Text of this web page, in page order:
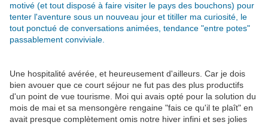
motivé (et tout disposé à faire visiter le pays des bouchons) pour
tenter l'aventure sous un nouveau jour et titiller ma curiosité, le
tout ponctué de conversations animées, tendance "entre potes"
passablement conviviale.
Une hospitalité avérée, et heureusement d'ailleurs. Car je dois
bien avouer que ce court séjour ne fut pas des plus productifs
d'un point de vue tourisme. Moi qui avais opté pour la solution du
mois de mai et sa mensongère rengaine "fais ce qu'il te plaît" en
avait presque complètement omis notre hiver infini et ses jolies